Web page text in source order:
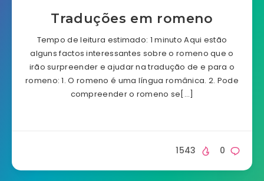
Traduções em romeno
Tempo de leitura estimado: 1 minuto Aqui estão
alguns factos interessantes sobre o romeno que o
irão surpreender e ajudar na tradução de e para o
romeno: 1. O romeno é uma língua românica. 2. Pode
compreender o romeno se[…]
0
1543